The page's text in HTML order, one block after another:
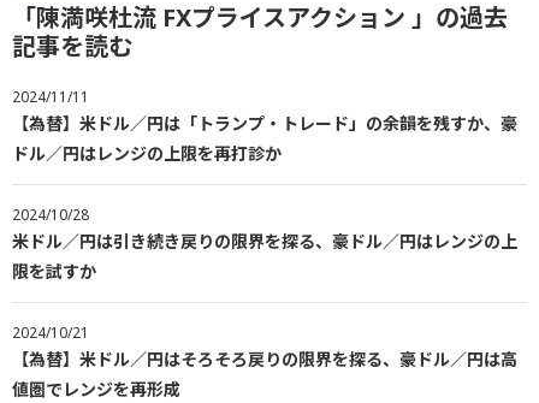
「陳満咲杜流 FXプライスアクション 」の過去
記事を読む
2024/11/11
【為替】米ドル／円は「トランプ・トレード」の余韻を残すか、豪
ドル／円はレンジの上限を再打診か
2024/10/28
米ドル／円は引き続き戻りの限界を探る、豪ドル／円はレンジの上
限を試すか
2024/10/21
【為替】米ドル／円はそろそろ戻りの限界を探る、豪ドル／円は高
値圏でレンジを再形成